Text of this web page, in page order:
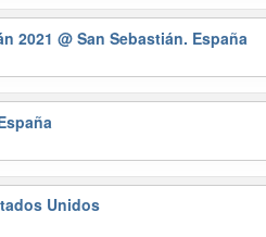
2021@ San Sebastián. España
Unidos